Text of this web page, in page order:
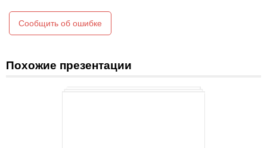
Сообщить об ошибке
Похожие презентации